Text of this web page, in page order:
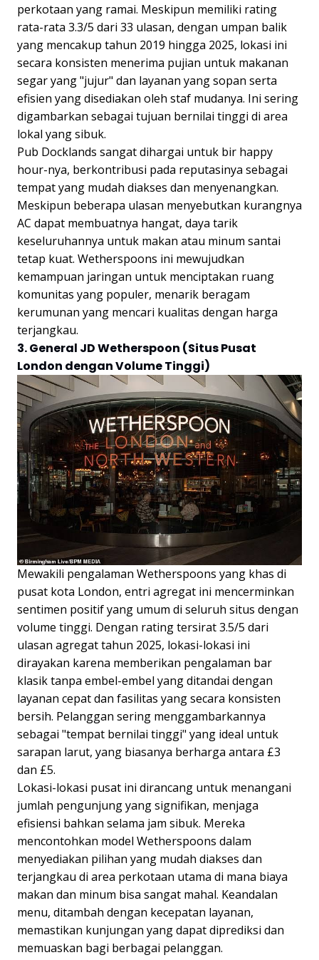
perkotaan yang ramai. Meskipun memiliki rating
rata-rata 3.3/5 dari 33 ulasan, dengan umpan balik
yang mencakup tahun 2019 hingga 2025, lokasi ini
secara konsisten menerima pujian untuk makanan
segar yang "jujur" dan layanan yang sopan serta
efisien yang disediakan oleh staf mudanya. Ini sering
digambarkan sebagai tujuan bernilai tinggi di area
lokal yang sibuk.
Pub Docklands sangat dihargai untuk bir happy
hour-nya, berkontribusi pada reputasinya sebagai
tempat yang mudah diakses dan menyenangkan.
Meskipun beberapa ulasan menyebutkan kurangnya
AC dapat membuatnya hangat, daya tarik
keseluruhannya untuk makan atau minum santai
tetap kuat. Wetherspoons ini mewujudkan
kemampuan jaringan untuk menciptakan ruang
komunitas yang populer, menarik beragam
kerumunan yang mencari kualitas dengan harga
terjangkau.
3. General JD Wetherspoon (Situs Pusat
London dengan Volume Tinggi)
Mewakili pengalaman Wetherspoons yang khas di
pusat kota London, entri agregat ini mencerminkan
sentimen positif yang umum di seluruh situs dengan
volume tinggi. Dengan rating tersirat 3.5/5 dari
ulasan agregat tahun 2025, lokasi-lokasi ini
dirayakan karena memberikan pengalaman bar
klasik tanpa embel-embel yang ditandai dengan
layanan cepat dan fasilitas yang secara konsisten
bersih. Pelanggan sering menggambarkannya
sebagai "tempat bernilai tinggi" yang ideal untuk
sarapan larut, yang biasanya berharga antara £3
dan £5.
Lokasi-lokasi pusat ini dirancang untuk menangani
jumlah pengunjung yang signifikan, menjaga
efisiensi bahkan selama jam sibuk. Mereka
mencontohkan model Wetherspoons dalam
menyediakan pilihan yang mudah diakses dan
terjangkau di area perkotaan utama di mana biaya
makan dan minum bisa sangat mahal. Keandalan
menu, ditambah dengan kecepatan layanan,
memastikan kunjungan yang dapat diprediksi dan
memuaskan bagi berbagai pelanggan.